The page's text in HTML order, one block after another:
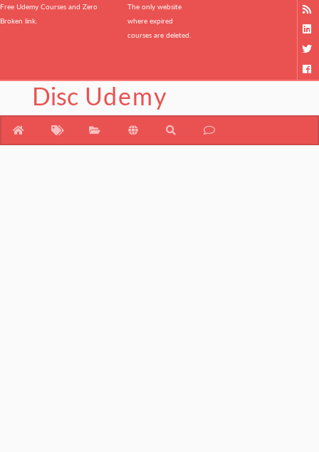
Free Udemy Courses and Zero
Broken link.
The only website
where expired
courses are deleted.
Disc Udemy